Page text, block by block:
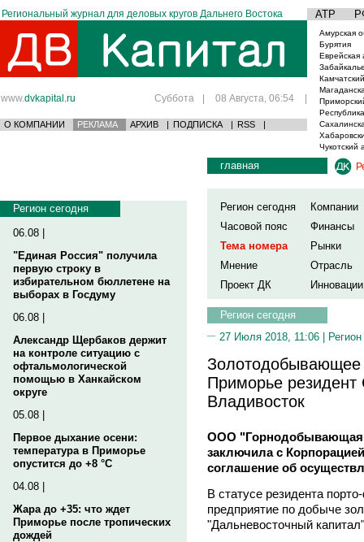
Региональный журнал для деловых кругов Дальнего Востока АТР
www.dvkapital.ru Суббота | 08 Августа, 06:54 |
О КОМПАНИИ РЕКЛАМА АРХИВ | ПОДПИСКА | RSS |
Амурская
Бурятия
Еврейская
Чукотский
Регион сегодня
06.08 |
"Единая Россия" получила
первую строку в
избирательном бюллетене на
выборах в Госдуму
06.08 |
Александр Щербаков держит
на контроле ситуацию с
офтальмологической
помощью в Ханкайском
округе
05.08 |
Первое дыхание осени:
температура в Приморье
опустится до +8 °C
04.08 |
Жара до +35: что ждет
Приморье после тропических
дождей
главная
Регион сегодня
Компании
Часовой пояс
Финансы
Тема номера
Рынки
Мнение
Отрасль
Проект ДК
Инновации
Регион сегодня
27 Июля 2018, 11:06 |
Золотодобывающее
Приморье резидент
Владивосток
ООО "Горнодобывающая
заключила с
соглашение об
В статусе резидента
предприятие по добыче
"Дальневосточный